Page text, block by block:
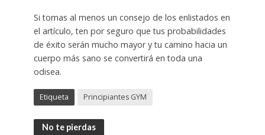
Si tomas al menos un consejo de los enlistados en
el artículo, ten por seguro que tus probabilidades
de éxito serán mucho mayor y tu camino hacia un
cuerpo más sano se convertirá en toda una
odisea.
Etiqueta Principiantes GYM
No te pierdas